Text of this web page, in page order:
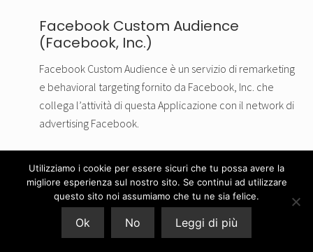
Facebook Custom Audience
(Facebook, Inc.)
Facebook Custom Audience è un servizio di remarketing
e behavioral targeting fornito da Facebook, Inc. che
collega l’attività di questa Applicazione con il network di
advertising Facebook.
Luogo del trattamento: Stati Uniti –Privacy Policy
. Soggetto aderente al Privacy Shield.
Utilizziamo i cookie per essere sicuri che tu possa avere la
migliore esperienza sul nostro sito. Se continui ad utilizzare
questo sito noi assumiamo che tu ne sia felice.
Ok No Leggi di più